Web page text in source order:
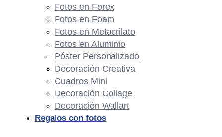
Fotos en Forex
Fotos en Foam
Fotos en Metacrilato
Fotos en Aluminio
Póster Personalizado
Decoración Creativa
Cuadros Mini
Decoración Collage
Decoración Wallart
Regalos con fotos